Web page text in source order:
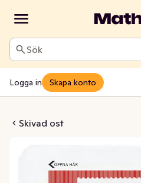
Sök
Logga in Skapa konto
Skivad ost
Skivad